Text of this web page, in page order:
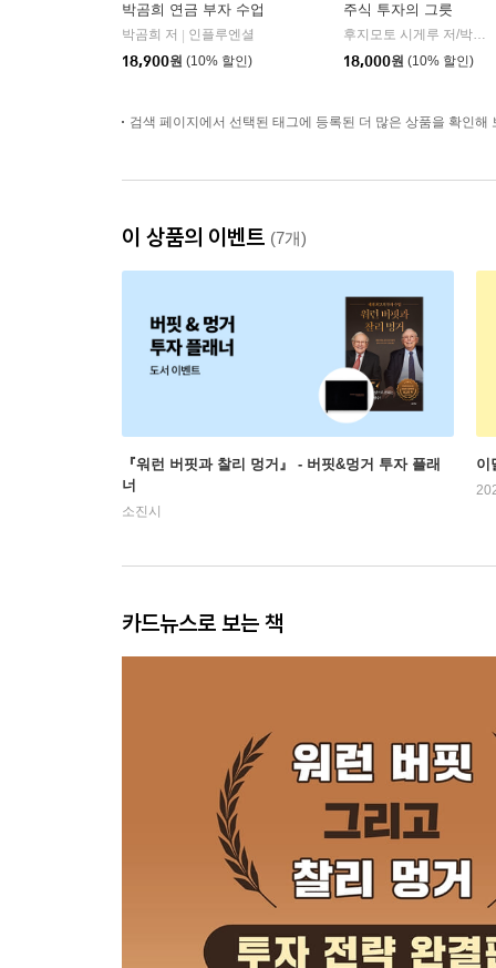
박곰희 연금 부자 수업
박곰희 저
인플루엔셜
18,900원 (10% 할인)
주식 투자의 그릇
후지모토 시게루 저/박선영 역
18,000원 (10% 할인)
검색 페이지에서 선택된 태그에 등록된 더 많은 상품을 확인해
이 상품의 이벤트 (7개)
『워런 버핏과 찰리 멍거』 - 버핏&멍거 투자 플래
너
소진시
이
카드뉴스로 보는 책